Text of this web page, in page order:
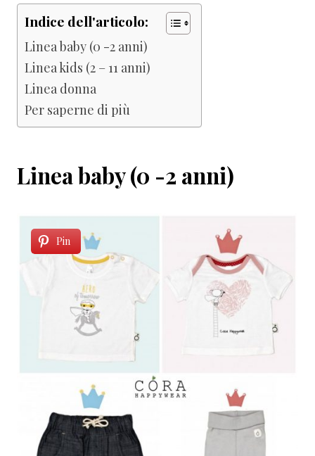
Indice dell'articolo:
Linea baby (0 -2 anni)
Linea kids (2 – 11 anni)
Linea donna
Per saperne di più
Linea baby (0 -2 anni)
Pin